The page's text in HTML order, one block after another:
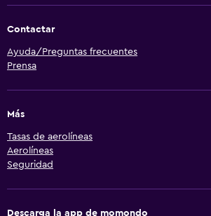
Contactar
Ayuda/Preguntas frecuentes
Prensa
Más
Tasas de aerolíneas
Aerolíneas
Seguridad
Descarga la app de momondo